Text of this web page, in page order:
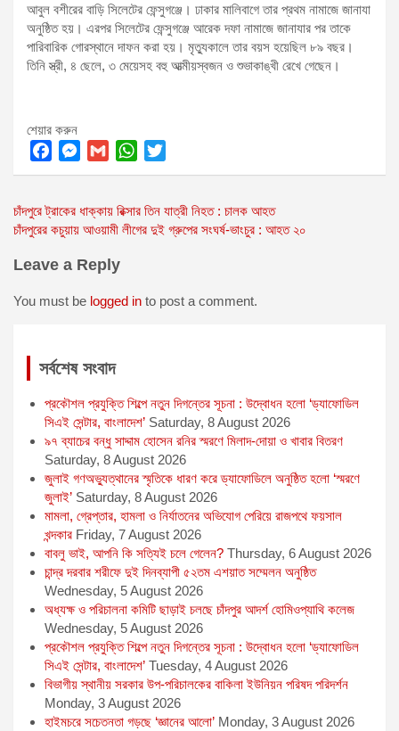
আবুল বশীরের বাড়ি সিলেটের ফেন্সুগঞ্জে। ঢাকার মালিবাগে তার প্রথম নামাজে জানাযা
অনুষ্ঠিত হয়। এরপর সিলেটের ফেন্সুগঞ্জে আরেক দফা নামাজে জানাযার পর তাকে
পারিবারিক গোরস্থানে দাফন করা হয়। মৃত্যুকালে তার বয়স হয়েছিল ৮৯ বছর।
তিনি স্ত্রী, ৪ ছেলে, ৩ মেয়েসহ বহু আত্মীয়স্বজন ও শুভাকাঙ্খী রেখে গেছেন।
শেয়ার করুন
F
c
e
o
M
s
s
g
G
a
i
W
a
t
p
T
i
t
r
Post
navigation
চাঁদপুরে ট্রাকের ধাক্কায় রিক্সার তিন যাত্রী নিহত : চালক আহত
চাঁদপুরের কচুয়ায় আওয়ামী লীগের দুই গ্রুপের সংঘর্ষ-ভাংচুর : আহত ২০
Leave a Reply
You must be logged in to post a comment.
সর্বশেষ সংবাদ
প্রকৌশল প্রযুক্তি শিল্পে নতুন দিগন্তের সূচনা : উদ্বোধন হলো ‘ড্যাফোডিল
সিএই সেন্টার, বাংলাদেশ’ Saturday, 8 August 2026
৯৭ ব্যাচের বন্ধু সাদ্দাম হোসেন রনির স্মরণে মিলাদ-দোয়া ও খাবার বিতরণ
Saturday, 8 August 2026
জুলাই গণঅভ্যুত্থানের স্মৃতিকে ধারণ করে ড্যাফোডিলে অনুষ্ঠিত হলো ‘স্মরণে
জুলাই’ Saturday, 8 August 2026
মামলা, গ্রেপ্তার, হামলা ও নির্যাতনের অভিযোগ পেরিয়ে রাজপথে ফয়সাল
খন্দকার Friday, 7 August 2026
বাবলু ভাই, আপনি কি সত্যিই চলে গেলেন? Thursday, 6 August 2026
চান্দ্র দরবার শরীফে দুই দিনব্যাপী ৫২তম এশয়াত সম্মেলন অনুষ্ঠিত
Wednesday, 5 August 2026
অধ্যক্ষ ও পরিচালনা কমিটি ছাড়াই চলছে চাঁদপুর আদর্শ হোমিওপ্যাথি কলেজ
Wednesday, 5 August 2026
প্রকৌশল প্রযুক্তি শিল্পে নতুন দিগন্তের সূচনা : উদ্বোধন হলো ‘ড্যাফোডিল
সিএই সেন্টার, বাংলাদেশ’ Tuesday, 4 August 2026
বিভাগীয় স্থানীয় সরকার উপ-পরিচালকের বাকিলা ইউনিয়ন পরিষদ পরিদর্শন
Monday, 3 August 2026
হাইমচরে সচেতনতা গড়ছে ‘জ্ঞানের আলো’ Monday, 3 August 2026